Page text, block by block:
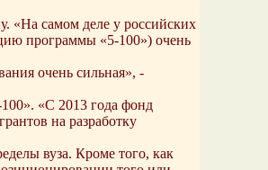
«На самом деле у российских
программы «5-100») очень
очень сильная», ‑
«С 2013 года фонд
на разработку
вуза. Кроме того, как